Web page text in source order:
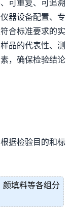
可重复、可追溯
器设备配置、专
合标准要求的实
品的代表性、测
，确保检验结论
据检验目的和标
颜填料等各组分